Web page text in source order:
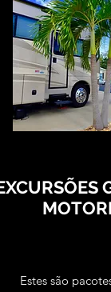
Estes são